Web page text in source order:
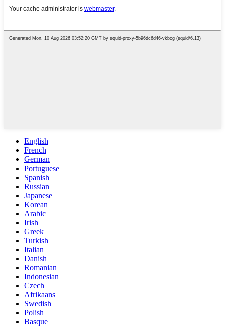
English
French
German
Portuguese
Spanish
Russian
Japanese
Korean
Arabic
Irish
Greek
Turkish
Italian
Danish
Romanian
Indonesian
Czech
Afrikaans
Swedish
Polish
Basque